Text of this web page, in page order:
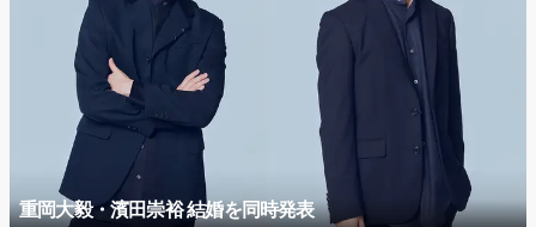
重岡大毅・濱田崇裕 結婚を同時発表